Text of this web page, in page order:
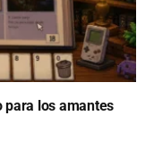
para los amantes